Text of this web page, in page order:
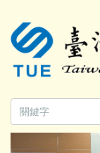
到
主
內